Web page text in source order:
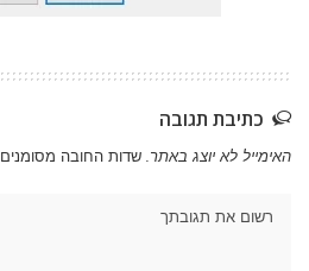
כתיבת תגובה
האימייל לא יוצג באתר. שדות החובה מסומנים